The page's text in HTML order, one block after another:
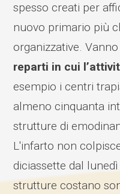
spesso creati per
nuovo primario più
organizzative. Vanno
reparti in cui
esempio i centri
almeno cinquanta
strutture di
L'infarto non
diciassette dal
strutture costano